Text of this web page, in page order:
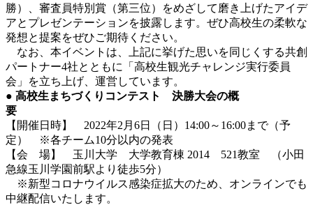
勝）、審査員特別賞（第三位）をめざして磨き上げたアイデ
アとプレゼンテーションを披露します。ぜひ高校生の柔軟な
発想と提案をぜひご期待ください。
なお、本イベントは、上記に挙げた思いを同じくする共創
パートナー4社とともに「高校生観光チャレンジ実行委員
会」を立ち上げ、運営しています。
● 高校生まちづくりコンテスト 決勝大会の概
要
【開催日時】 2022年2月6日（日）14:00～16:00まで（予
定） ※各チーム10分以内の発表
【会 場】 玉川大学 大学教育棟 2014 521教室 （小田
急線玉川学園前駅より徒歩5分）
※新型コロナウイルス感染症拡大のため、オンラインでも
中継配信いたします。